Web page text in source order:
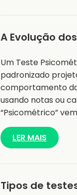
A Evolução
Um Teste
padronizado
comportamento
usando notas ou
“Psicométrico”
LER MAIS
Tipos de